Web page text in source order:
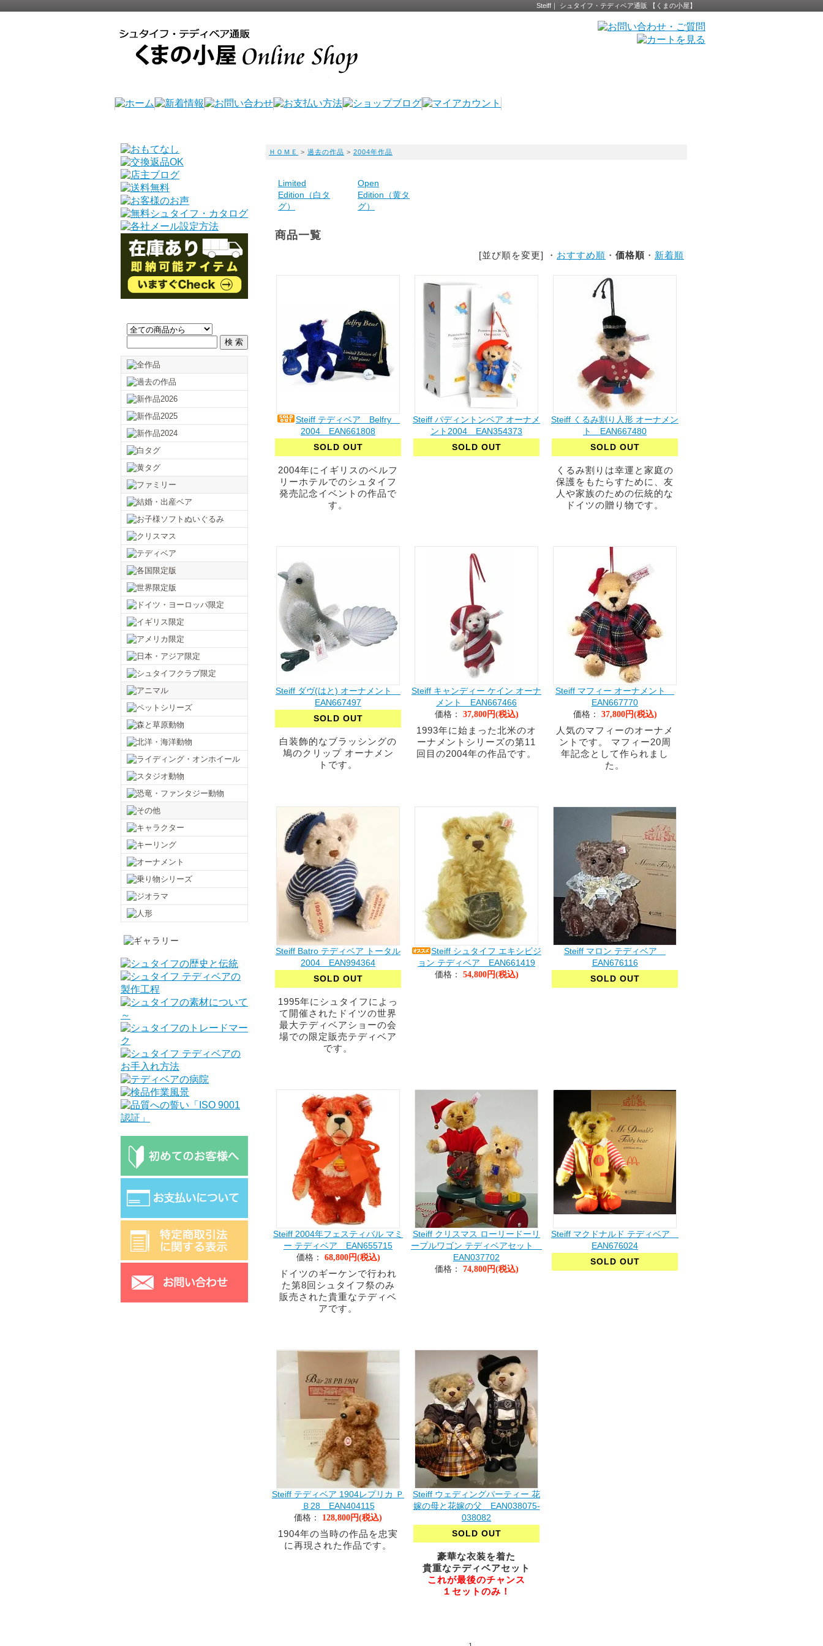
Steiff｜ シュタイフ・テディベア通販 【くまの小屋】
ＨＯＭＥ > 過去の作品 > 2004年作品
Limited
Edition（白タ
グ）
Open
Edition（黄タ
グ）
商品一覧
[並び順を変更] ・ おすすめ順 ・ 価格順 ・ 新着順
Steiff テディベア Belfry
2004 EAN661808
SOLD OUT
2004年にイギリスのベルフ
リーホテルでのシュタイフ
発売記念イベントの作品で
す。
Steiff パディントンベア オーナメ
ント2004 EAN354373
SOLD OUT
Steiff くるみ割り人形 オーナメン
ト EAN667480
SOLD OUT
くるみ割りは幸運と家庭の
保護をもたらすために、友
人や家族のための伝統的な
ドイツの贈り物です。
Steiff ダヴ(はと) オーナメント
EAN667497
SOLD OUT
白装飾的なブラッシングの
鳩のクリップ オーナメン
トです。
Steiff キャンディー ケイン オーナ
メント EAN667466
価格：
37,800円(税込)
1993年に始まった北米のオ
ーナメントシリーズの第11
回目の2004年の作品です。
Steiff マフィー オーナメント
EAN667770
価格：
37,800円(税込)
人気のマフィーのオーナメ
ントです。 マフィー20周
年記念として作られまし
た。
Steiff Batro テディベア トータル
2004 EAN994364
SOLD OUT
1995年にシュタイフによっ
て開催されたドイツの世界
最大テディベアショーの会
場での限定販売テディベア
です。
Steiff シュタイフ エキシビジ
ョン テディベア EAN661419
価格：
54,800円(税込)
Steiff マロン テディベア
EAN676116
SOLD OUT
Steiff 2004年フェスティバル マミ
ー テディベア EAN655715
価格：
68,800円(税込)
ドイツのギーケンで行われ
た第8回シュタイフ祭のみ
販売された貴重なテディベ
アです。
Steiff クリスマス ローリードーリ
ープルワゴン テディベアセット
EAN037702
価格：
74,800円(税込)
Steiff マクドナルド テディベア
EAN676024
SOLD OUT
Steiff テディベア 1904レプリカ Ｐ
Ｂ28 EAN404115
価格：
128,800円(税込)
1904年の当時の作品を忠実
に再現された作品です。
Steiff ウェディングパーティー 花
嫁の母と花嫁の父 EAN038075-
038082
SOLD OUT
豪華な衣装を着た
貴重なテディベアセット
これが最後のチャンス
１セットのみ！